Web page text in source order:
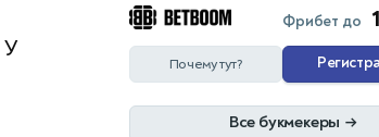
У
Фрибет до
Почему тут?
Все букмекеры →